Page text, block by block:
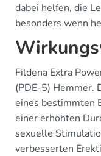
dabei helfen, die
besonders wenn
Fildena Extra
(PDE-5) Hemmer.
eines bestimmten
einer erhöhten
sexuelle
verbesserten